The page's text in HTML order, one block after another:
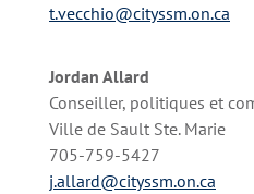
t.vecchio@cityssm.on.ca
Jordan Allard
Conseiller, politiques et
Ville de Sault Ste. Marie
705-759-5427
j.allard@cityssm.on.ca